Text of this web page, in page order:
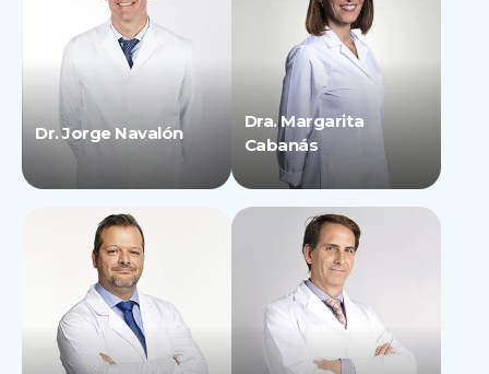
Dr. Jorge Navalón
Dra. Margarita
Cabanás